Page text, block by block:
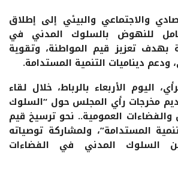
والاجتماعي والبيئي إلى إطلاق
للنهوض بالسلوك المدني في
بهدف تعزيز قيم المواطنة، وتقوية
ودعم ديناميات التنمية المستدامة.
اليوم الأربعاء بالرباط، خلال لقاء
مخرجات رأي المجلس حول “السلوك
والفضاءات العمومية.. نحو ترسيخ قيم
المستدامة”، ولمشاركة توصياته
السلوك المدني في الفضاءات